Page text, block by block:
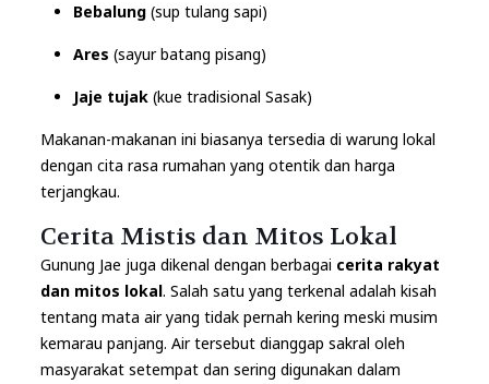
Bebalung(sup tulang sapi)
Ares (sayur batang pisang)
Jaje tujak(kue tradisional Sasak)
Makanan-makanan ini biasanya tersedia di warung lokal
dengan cita rasa rumahan yang otentik dan harga
terjangkau.
Cerita Mistis dan Mitos Lokal
Gunung Jae juga dikenal dengan berbagai cerita rakyat
dan mitos lokal. Salah satu yang terkenal adalah kisah
tentang mata air yang tidak pernah kering meski musim
kemarau panjang. Air tersebut dianggap sakral oleh
masyarakat setempat dan sering digunakan dalam